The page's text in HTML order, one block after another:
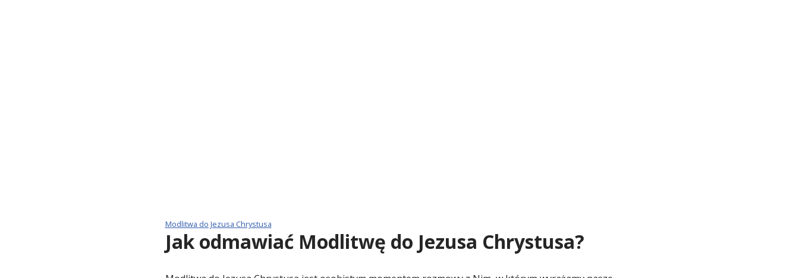
Modlitwa do Jezusa Chrystusa
Jak odmawiać Modlitwę do Jezusa Chrystusa?